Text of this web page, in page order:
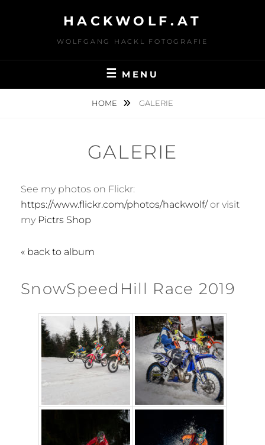
HACKWOLF.AT
WOLFGANG HACKL FOTOGRAFIE
MENU
HOME GALERIE
GALERIE
See my photos on Flickr:
https://www.flickr.com/photos/hackwolf/or visit
my Pictrs Shop
« back to album
SnowSpeedHill Race 2019